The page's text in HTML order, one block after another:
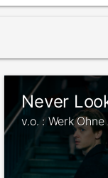
Never
v.o. : Werk